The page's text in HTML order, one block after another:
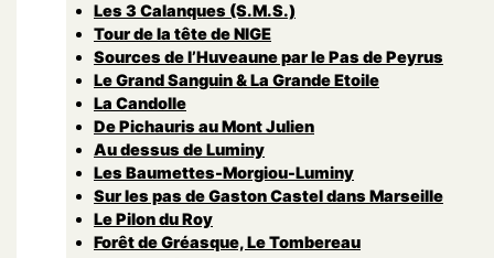
Les 3 Calanques (S.M.S.)
Tour de la tête de NIGE
Sources de l’Huveaune par le Pas de Peyrus
Le Grand Sanguin & La Grande Etoile
La Candolle
De Pichauris au Mont Julien
Au dessus de Luminy
Les Baumettes-Morgiou-Luminy
Sur les pas de Gaston Castel dans Marseille
Le Pilon du Roy
Forêt de Gréasque, Le Tombereau